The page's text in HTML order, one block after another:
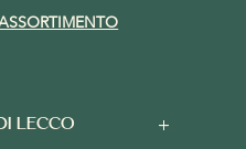
LECCO